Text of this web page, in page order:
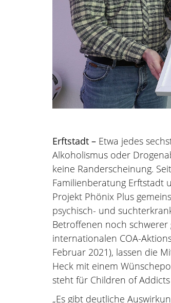
Erftstadt – Etwa jedes
Alkoholismus oder
keine Randerscheinung.
Familienberatung Erftstadt
Projekt Phönix Plus
psychisch- und
Betroffenen noch schwerer
internationalen COA-
Februar 2021), lassen die
Heck mit einem
steht für Children of
„Es gibt deutliche